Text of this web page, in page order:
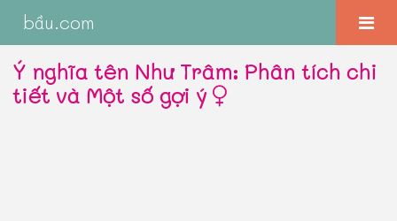
bầu.com
Ý nghĩa tên Như Trâm: Phân tích chi
tiết và Một số gợi ý